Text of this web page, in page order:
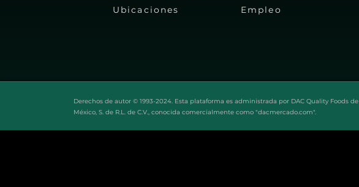
Ubicaciones
Empleo
Derechos de autor © 1993-2024. Esta plataforma es administrada por DAC Quality Foods de
México, S. de R.L. de C.V., conocida comercialmente como "dacmercado.com".